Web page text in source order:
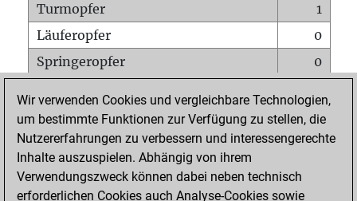
Turmopfer
1
Läuferopfer
0
Springeropfer
0
Matt auf vollem Brett
0
Bauer setzt Matt
0
Erstickte Matts
Unterverwandlungen
Wir verwenden Cookies und vergleichbare Technologien,
um bestimmte Funktionen zur Verfügung zu stellen, die
Nutzererfahrungen zu verbessern und interessengerechte
Inhalte auszuspielen. Abhängig von ihrem
Verwendungszweck können dabei neben technisch
erforderlichen Cookies auch Analyse-Cookies sowie